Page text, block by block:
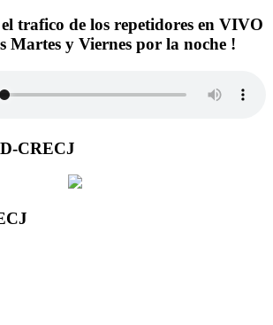
trafico de los repetidores en VIVO
Martes y Viernes por la noche !
CRECJ